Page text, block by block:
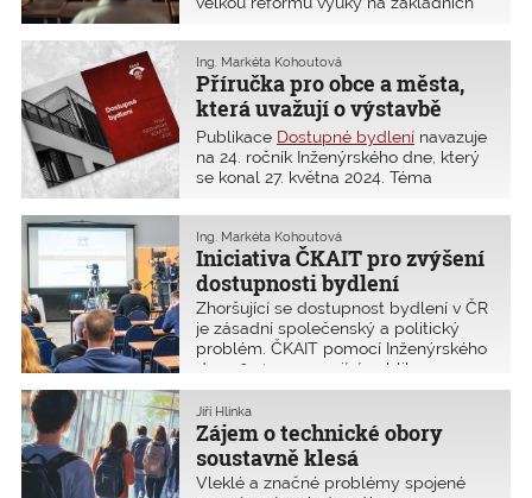
znalosti matematiky. Zlepšit výuku
matematiky je nutné. Připravovaná
reforma matematiky však s vysokou
pravděpodobností nedopadne dobře
a navrhovaná opatření mohou vést
paradoxně k pravému opaku,
k dalšímu propadu schopnosti
aplikovat a používat matematiku
premiérovi Petrovi Fialovi a ministru
školství Mikuláši Bekovi s upozorněním
na nedostatky návrhu transformace
výuky matematiky v základních
školách.
Příručka pro obce a města,
která uvažují o výstavbě
dostupného bydlení
Ing. Markéta Kohoutová
Publikace Dostupné bydlení navazuje
na 24. ročník Inženýrského dne, který
se konal 27. května 2024. Téma
prostřednictvím odborných zkušeností
23 přednášejících. Pro zveřejnění v
publikaci bylo zpracováno 11
přednášek. Publikace bude vydána v
omezeném tištěném nákladu, který
bude rozeslán obcím. Zde přinášíme
stručnou anotaci hlavních kapitol.
Všechny přednášky je však možné
Iniciativa ČKAIT pro zvýšení
dostupnosti bydlení
Ing. Markéta Kohoutová
Zhoršující se dostupnost bydlení v ČR
je zásadní společenský a politický
problém. ČKAIT pomocí Inženýrského
dne 2024 a navazující publikace
Dostupné bydlení chce ukázat jeden
vzorový příklad i upozornit na některé
nepravdy a opomíjené informace,
které s tímto tématem úzce souvisí.
Zájem o technické obory
soustavně klesá
Jiří Hlinka
Vleklé a značné problémy spojené